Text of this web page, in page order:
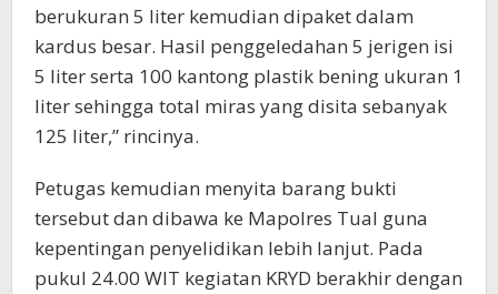
berukuran 5 liter kemudian dipaket dalam
kardus besar. Hasil penggeledahan 5 jerigen isi
5 liter serta 100 kantong plastik bening ukuran 1
liter sehingga total miras yang disita sebanyak
125 liter,” rincinya.
Petugas kemudian menyita barang bukti
tersebut dan dibawa ke Mapolres Tual guna
kepentingan penyelidikan lebih lanjut. Pada
pukul 24.00 WIT kegiatan KRYD berakhir dengan